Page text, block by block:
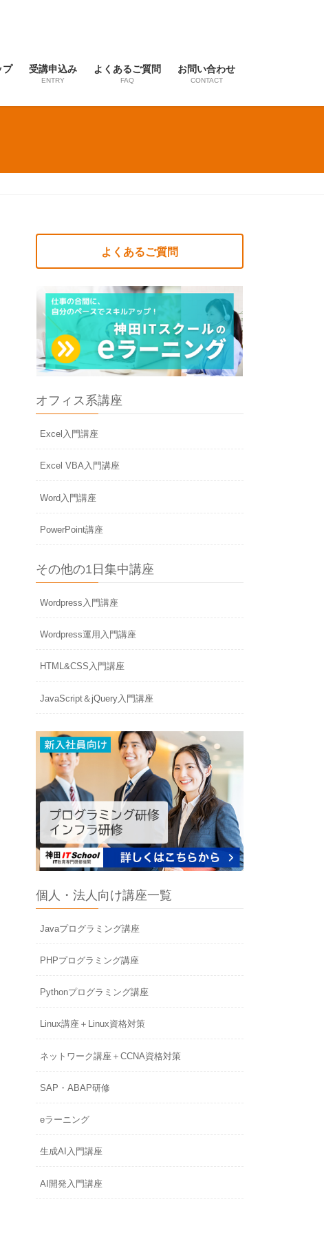
プ 受講申込み
ENTRY
よくあるご質問
FAQ
お問い合わせ
CONTACT
よくあるご質問
オフィス系講座
Excel入門講座
Excel VBA入門講座
Word入門講座
PowerPoint講座
その他の1日集中講座
Wordpress入門講座
Wordpress運用入門講座
HTML&CSS入門講座
JavaScript＆jQuery入門講座
個人・法人向け講座一覧
Javaプログラミング講座
PHPプログラミング講座
Pythonプログラミング講座
Linux講座＋Linux資格対策
ネットワーク講座＋CCNA資格対策
SAP・ABAP研修
eラーニング
生成AI入門講座
AI開発入門講座